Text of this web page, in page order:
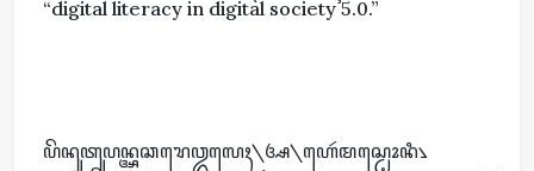
“digital literacy in digital society 5.0.”
ꦥꦼꦤꦸꦠꦸꦥꦤ꧀ꦄꦕꦫꦺꦎꦭꦺꦃ‍‌\ꦄ\ꦲꦺꦂꦩꦱ꧀ꦛꦺꦴꦤꦶ꧈